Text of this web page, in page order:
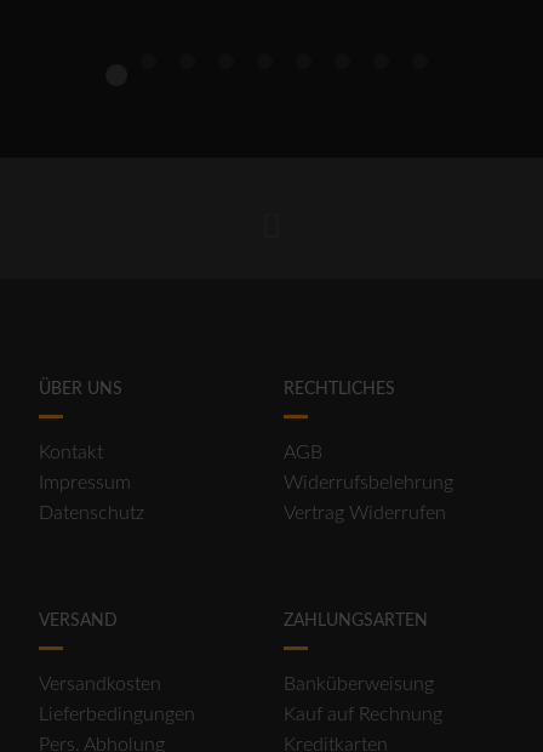
ÜBER UNS
Kontakt
Impressum
Datenschutz
RECHTLICHES
AGB
Widerrufsbelehrung
Vertrag Widerrufen
VERSAND
Versandkosten
Lieferbedingungen
Pers. Abholung
ZAHLUNGSARTEN
Banküberweisung
Kauf auf Rechnung
Kreditkarten